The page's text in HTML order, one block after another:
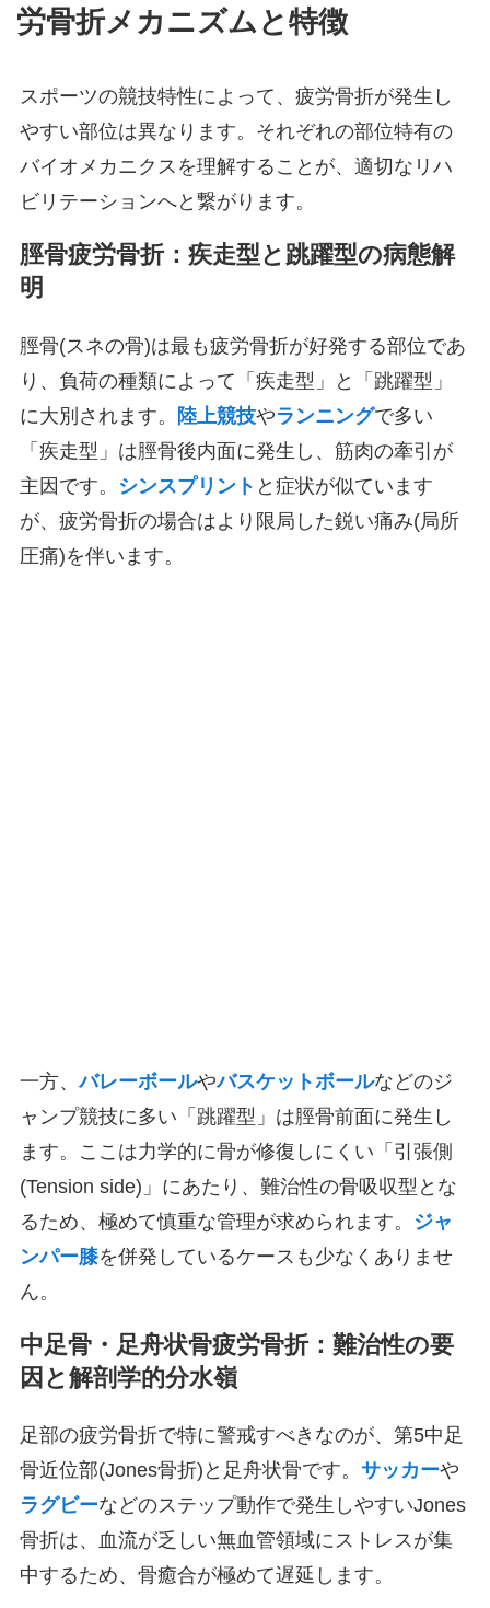
労骨折メカニズムと特徴
スポーツの競技特性によって、疲労骨折が発生し
やすい部位は異なります。それぞれの部位特有の
バイオメカニクスを理解することが、適切なリハ
ビリテーションへと繋がります。
脛骨疲労骨折：疾走型と跳躍型の病態解
明
脛骨(スネの骨)は最も疲労骨折が好発する部位であ
り、負荷の種類によって「疾走型」と「跳躍型」
に大別されます。
陸上競技やランニングで多い
「疾走型」は脛骨後内面に発生し、筋肉の牽引が
主因です。
シンスプリント と症状が似ています
が、疲労骨折の場合はより限局した鋭い痛み(局所
圧痛)を伴います。
一方、バレーボールやバスケットボールなどのジ
ャンプ競技に多い「跳躍型」は脛骨前面に発生し
ます。ここは力学的に骨が修復しにくい「引張側
(Tension side)」にあたり、難治性の骨吸収型とな
るため、極めて慎重な管理が求められます。
ジャ
ンパー膝を併発しているケースも少なくありませ
ん。
中足骨・足舟状骨疲労骨折：難治性の要
因と解剖学的分水嶺
足部の疲労骨折で特に警戒すべきなのが、第5中足
骨近位部(Jones骨折)と足舟状骨です。 サッカーや
ラグビーなどのステップ動作で発生しやすいJones
骨折は、血流が乏しい無血管領域にストレスが集
中するため、骨癒合が極めて遅延します。